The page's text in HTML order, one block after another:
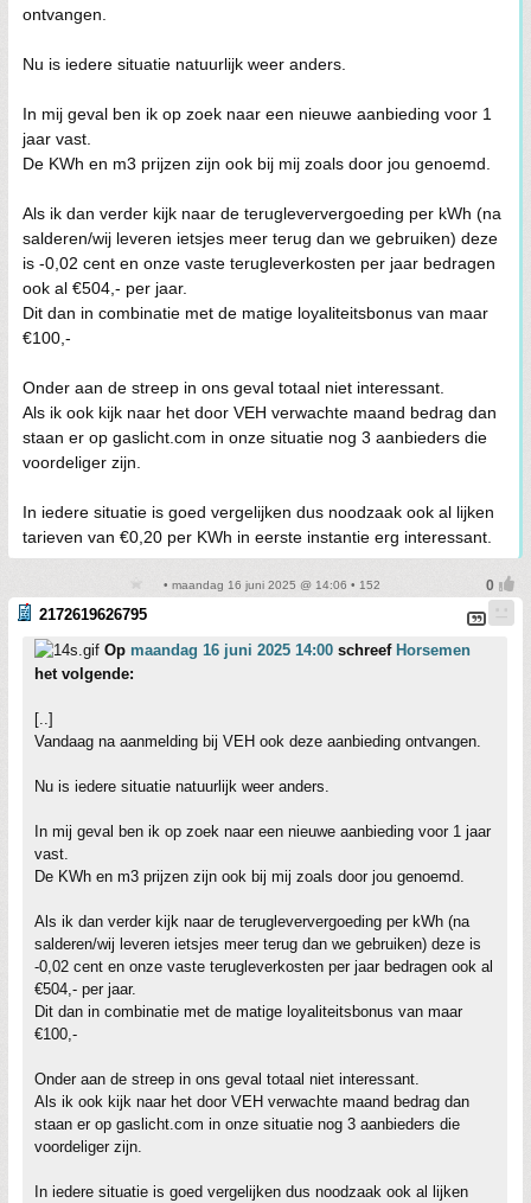
ontvangen.
Nu is iedere situatie natuurlijk weer anders.
In mij geval ben ik op zoek naar een nieuwe aanbieding voor 1
jaar vast.
De KWh en m3 prijzen zijn ook bij mij zoals door jou genoemd.
Als ik dan verder kijk naar de terugleververgoeding per kWh (na
salderen/wij leveren ietsjes meer terug dan we gebruiken) deze
is -0,02 cent en onze vaste terugleverkosten per jaar bedragen
ook al €504,- per jaar.
Dit dan in combinatie met de matige loyaliteitsbonus van maar
€100,-
Onder aan de streep in ons geval totaal niet interessant.
Als ik ook kijk naar het door VEH verwachte maand bedrag dan
staan er op gaslicht.com in onze situatie nog 3 aanbieders die
voordeliger zijn.
In iedere situatie is goed vergelijken dus noodzaak ook al lijken
tarieven van €0,20 per KWh in eerste instantie erg interessant.
• maandag 16 juni 2025 @ 14:06 • 152
2172619626795
Op maandag 16 juni 2025 14:00 schreef Horsemen
het volgende:
[..]
Vandaag na aanmelding bij VEH ook deze aanbieding ontvangen.
Nu is iedere situatie natuurlijk weer anders.
In mij geval ben ik op zoek naar een nieuwe aanbieding voor 1 jaar
vast.
De KWh en m3 prijzen zijn ook bij mij zoals door jou genoemd.
Als ik dan verder kijk naar de terugleververgoeding per kWh (na
salderen/wij leveren ietsjes meer terug dan we gebruiken) deze is
-0,02 cent en onze vaste terugleverkosten per jaar bedragen ook al
€504,- per jaar.
Dit dan in combinatie met de matige loyaliteitsbonus van maar
€100,-
Onder aan de streep in ons geval totaal niet interessant.
Als ik ook kijk naar het door VEH verwachte maand bedrag dan
staan er op gaslicht.com in onze situatie nog 3 aanbieders die
voordeliger zijn.
In iedere situatie is goed vergelijken dus noodzaak ook al lijken